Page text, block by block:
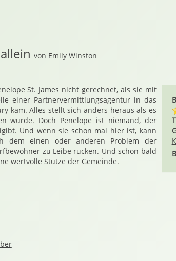
von Emily Winston
St. James nicht gerechnet, als sie mit
einer Partnervermittlungsagentur in das
kam. Alles stellt sich anders heraus als es
wurde. Doch Penelope ist niemand, der
Und wenn sie schon mal hier ist, kann
dem einen oder anderen Problem der
zu Leibe rücken. Und schon bald
wertvolle Stütze der Gemeinde.